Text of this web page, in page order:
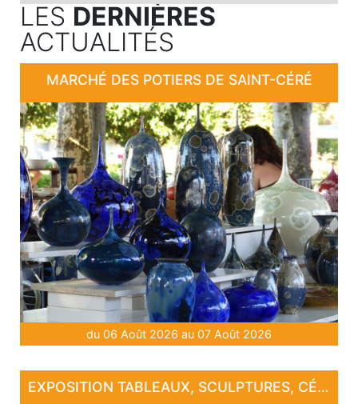
LES DERNIÈRES
ACTUALITÉS
MARCHÉ DES POTIERS DE SAINT-CÉRÉ
du 06 Août 2026 au 07 Août 2026
EXPOSITION TABLEAUX, SCULPTURES, CÉRAMIQUE, PHOTOGRAPHIE